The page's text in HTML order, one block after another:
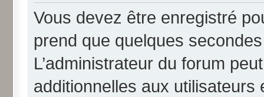
Vous devez être enregistré
prend que quelques
L’administrateur du forum
additionnelles aux